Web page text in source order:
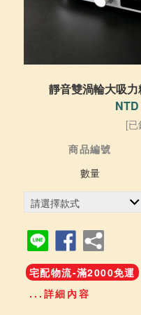
靜音雙渦輪大吸
[
商品編號
數量
宅配物流-滿2000免運
...詳細內容